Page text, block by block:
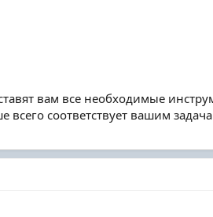
вам все необходимые
всего соответствует вашим